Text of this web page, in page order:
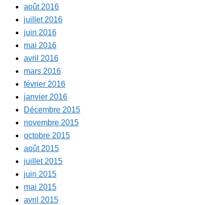
août 2016
juillet 2016
juin 2016
mai 2016
avril 2016
mars 2016
février 2016
janvier 2016
Décembre 2015
novembre 2015
octobre 2015
août 2015
juillet 2015
juin 2015
mai 2015
avril 2015